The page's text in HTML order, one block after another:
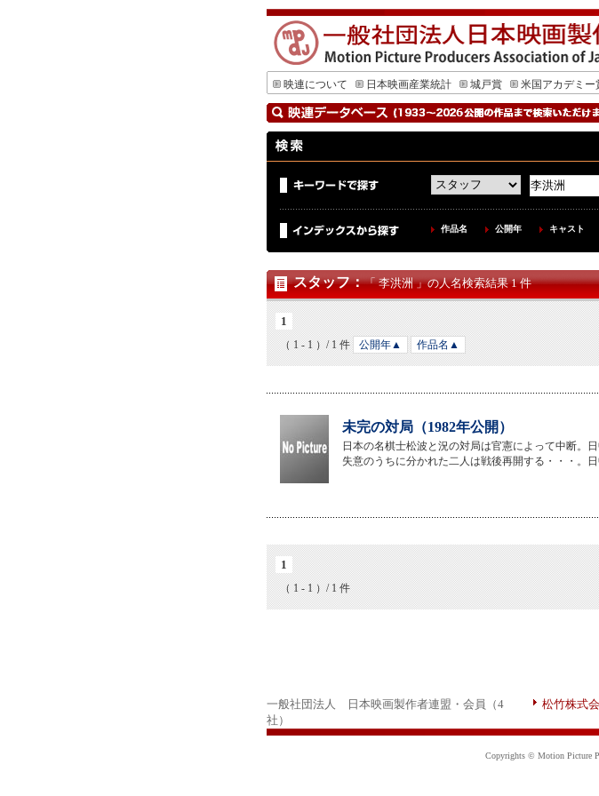
映連について
日本映画産業統計 城戸賞 米国アカデミー
作品名 公開年 キャスト
スタッフ：「 李洪洲 」の人名検索結果 1 件
1
（ 1 - 1 ）/ 1 件 公開年▲ 作品名▲
未完の対局（1982年公開）
日本の名棋士松波と況の対局は官憲によって中断。
失意のうちに分かれた二人は戦後再開する・・・。日
1
（ 1 - 1 ）/ 1 件
一般社団法人 日本映画製作者連盟・会員（4
社）
松竹株式
Copyrights © Motion Picture